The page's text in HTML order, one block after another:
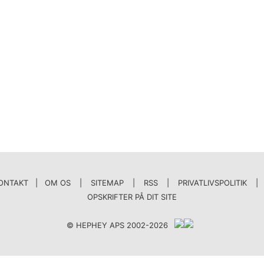
| OM OS SITEMAP RSS PRIVATLIVSPOLITIK
OPSKRIFTER PÅ DIT SITE
© HEPHEY APS 2002-2026